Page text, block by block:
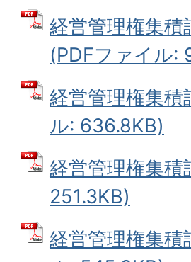
経営管理権集
(PDFファイル:
経営管理権集
ル: 636.8KB)
経営管理権集
251.3KB)
経営管理権集